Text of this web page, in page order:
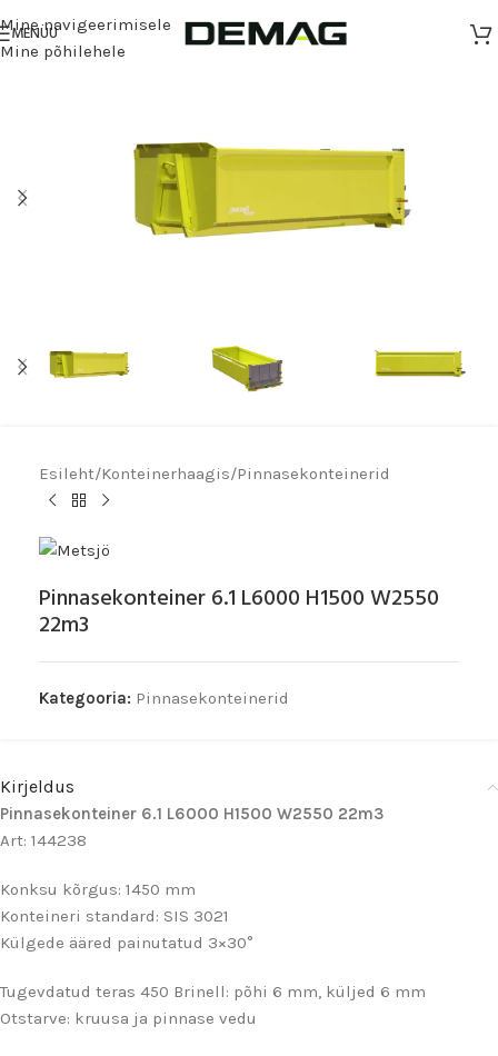
Mine navigeerimisele
Mine põhilehele
MENÜÜ
Esileht/Konteinerhaagis/Pinnasekonteinerid
Pinnasekonteiner 6.1 L6000 H1500 W2550
22m3
Kategooria: Pinnasekonteinerid
Kirjeldus
Pinnasekonteiner 6.1 L6000 H1500 W2550 22m3
Art: 144238
Konksu kõrgus: 1450 mm
Konteineri standard: SIS 3021
Külgede ääred painutatud 3×30°
Tugevdatud teras 450 Brinell: põhi 6 mm, küljed 6 mm
Otstarve: kruusa ja pinnase vedu